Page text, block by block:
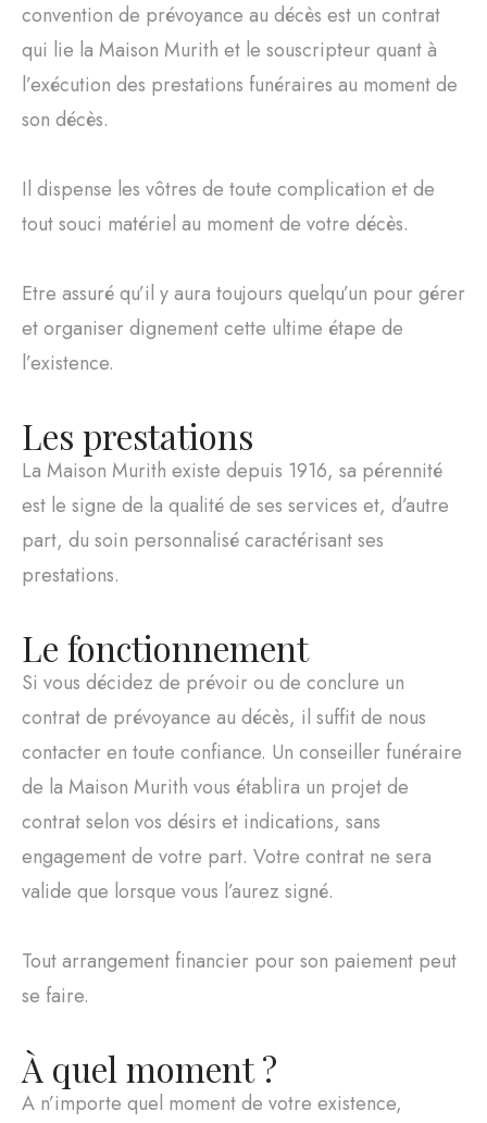
convention de prévoyance au décès est un contrat
qui lie la Maison Murith et le souscripteur quant à
l’exécution des prestations funéraires au moment de
son décès.
Il dispense les vôtres de toute complication et de
tout souci matériel au moment de votre décès.
Etre assuré qu’il y aura toujours quelqu’un pour gérer
et organiser dignement cette ultime étape de
l’existence.
Les prestations
La Maison Murith existe depuis 1916, sa pérennité
est le signe de la qualité de ses services et, d’autre
part, du soin personnalisé caractérisant ses
prestations.
Le fonctionnement
Si vous décidez de prévoir ou de conclure un
contrat de prévoyance au décès, il suffit de nous
contacter en toute confiance. Un conseiller funéraire
de la Maison Murith vous établira un projet de
contrat selon vos désirs et indications, sans
engagement de votre part. Votre contrat ne sera
valide que lorsque vous l’aurez signé.
Tout arrangement financier pour son paiement peut
se faire.
À quel moment ?
A n’importe quel moment de votre existence,